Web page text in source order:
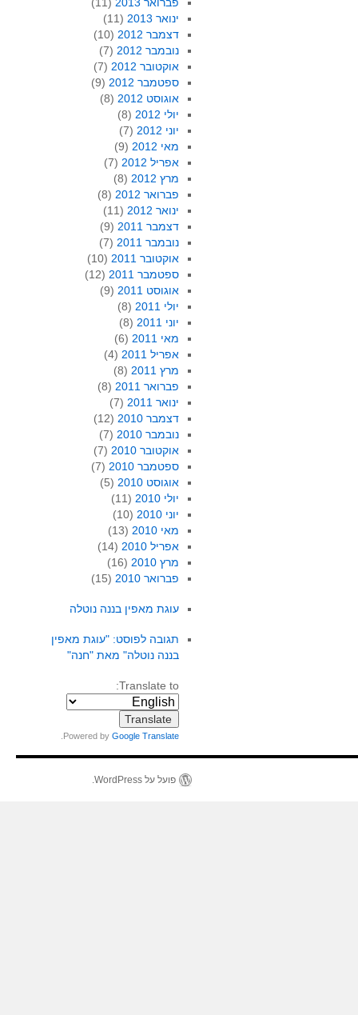
ינואר 2013
(11)
דצמבר 2012
(10)
נובמבר 2012
(7)
אוקטובר 2012
(7)
ספטמבר 2012
(9)
אוגוסט 2012
(8)
יולי 2012
(8)
יוני 2012
(7)
מאי 2012
(9)
אפריל 2012
(7)
מרץ 2012
(8)
פברואר 2012
(8)
ינואר 2012
(11)
דצמבר 2011
(9)
נובמבר 2011
(7)
אוקטובר 2011
(10)
ספטמבר 2011
(12)
אוגוסט 2011
(9)
יולי 2011
(8)
יוני 2011
(8)
מאי 2011
(6)
אפריל 2011
(4)
מרץ 2011
(8)
פברואר 2011
(8)
ינואר 2011
(7)
דצמבר 2010
(12)
נובמבר 2010
(7)
אוקטובר 2010
(7)
ספטמבר 2010
(7)
אוגוסט 2010
(5)
יולי 2010
(11)
יוני 2010
(10)
מאי 2010
(13)
אפריל 2010
(14)
מרץ 2010
(16)
פברואר 2010
(15)
עוגת מאפין בננה נוטלה
תגובה לפוסט: "עוגת מאפין
בננה נוטלה" מאת "חנה"
Translate to:
Powered byGoogle Translate
פועל על WordPress.